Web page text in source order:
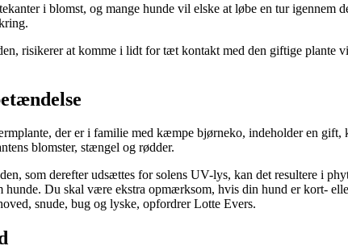
i blomst, og mange hunde vil elske at løbe en tur
risikerer at komme i lidt for tæt kontakt med den giftige
der er i familie med kæmpe bjørneko, indeholder en
blomster, stængel og rødder.
som derefter udsættes for solens UV-lys, kan det resultere i
hunde. Du skal være ekstra opmærksom, hvis din hund er kort-
snude, bug og lyske, opfordrer Lotte Evers.